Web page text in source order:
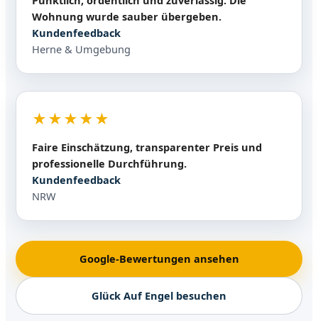
Wohnung wurde sauber übergeben.
Kundenfeedback
Herne & Umgebung
★★★★★
Faire Einschätzung, transparenter Preis und
professionelle Durchführung.
Kundenfeedback
NRW
Google-Bewertungen ansehen
Glück Auf Engel besuchen